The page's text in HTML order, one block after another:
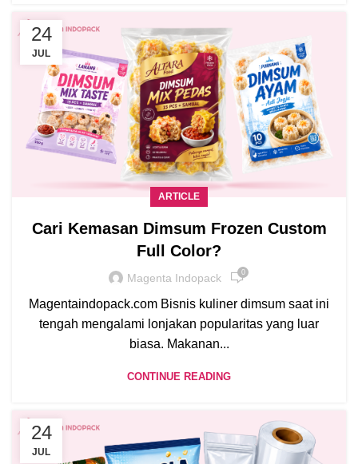
24
JUL
ARTICLE
Cari Kemasan Dimsum Frozen Custom
Full Color?
Magenta Indopack 0
Magentaindopack.com Bisnis kuliner dimsum saat ini
tengah mengalami lonjakan popularitas yang luar
biasa. Makanan...
CONTINUE READING
24
JUL